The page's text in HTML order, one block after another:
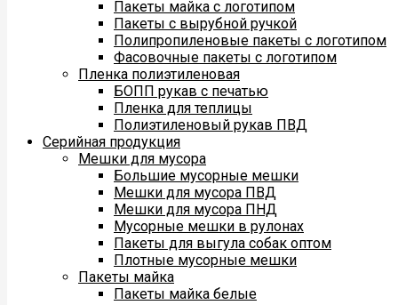
Пакеты майка с логотипом
Пакеты с вырубной ручкой
Полипропиленовые пакеты с логотипом
Фасовочные пакеты с логотипом
Пленка полиэтиленовая
БОПП рукав с печатью
Пленка для теплицы
Полиэтиленовый рукав ПВД
Серийная продукция
Мешки для мусора
Большие мусорные мешки
Мешки для мусора ПВД
Мешки для мусора ПНД
Мусорные мешки в рулонах
Пакеты для выгула собак оптом
Плотные мусорные мешки
Пакеты майка
Пакеты майка белые